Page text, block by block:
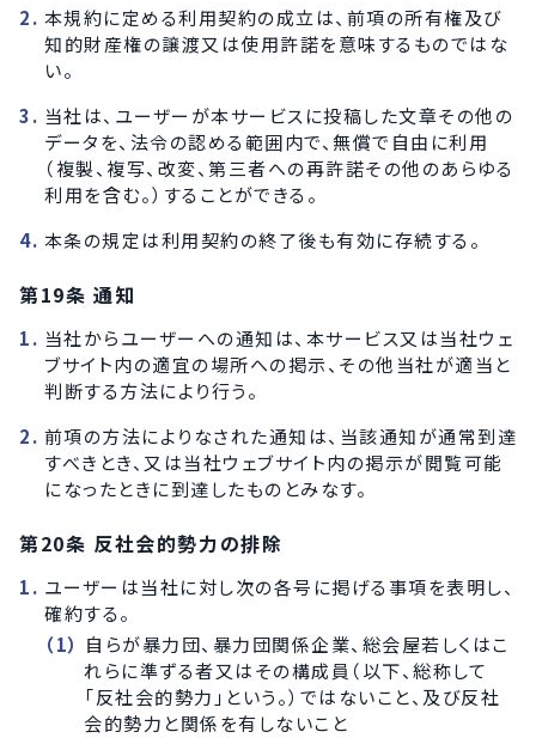
本規約に定める利用契約の成立は、前項の所有権及び
知的財産権の譲渡又は使用許諾を意味するものではな
い。
当社は、ユーザーが本サービスに投稿した文章その他の
データを、法令の認める範囲内で、無償で自由に利用
（複製、複写、改変、第三者への再許諾その他のあらゆる
利用を含む。）することができる。
本条の規定は利用契約の終了後も有効に存続する。
第19条 通知
当社からユーザーへの通知は、本サービス又は当社ウェ
ブサイト内の適宜の場所への掲示、その他当社が適当と
判断する方法により行う。
前項の方法によりなされた通知は、当該通知が通常到達
すべきとき、又は当社ウェブサイト内の掲示が閲覧可能
になったときに到達したものとみなす。
第20条 反社会的勢力の排除
ユーザーは当社に対し次の各号に掲げる事項を表明し、
確約する。
自らが暴力団、暴力団関係企業、総会屋若しくはこ
れらに準ずる者又はその構成員（以下、総称して
「反社会的勢力」という。）ではないこと、及び反社
会的勢力と関係を有しないこと